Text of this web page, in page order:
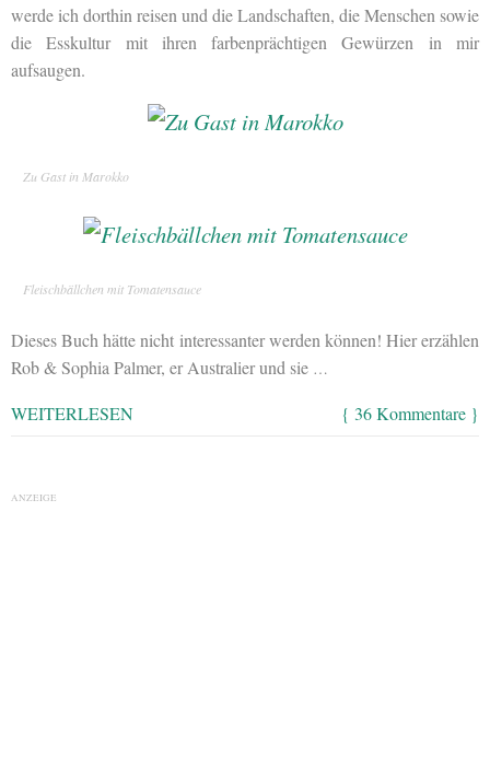
werde ich dorthin reisen und die Landschaften, die Menschen sowie
die Esskultur mit ihren farbenprächtigen Gewürzen in mir
aufsaugen.
Zu Gast in Marokko
Fleischbällchen mit Tomatensauce
Dieses Buch hätte nicht interessanter werden können! Hier erzählen
Rob & Sophia Palmer, er Australier und sie …
WEITERLESEN { 36 Kommentare }
ANZEIGE